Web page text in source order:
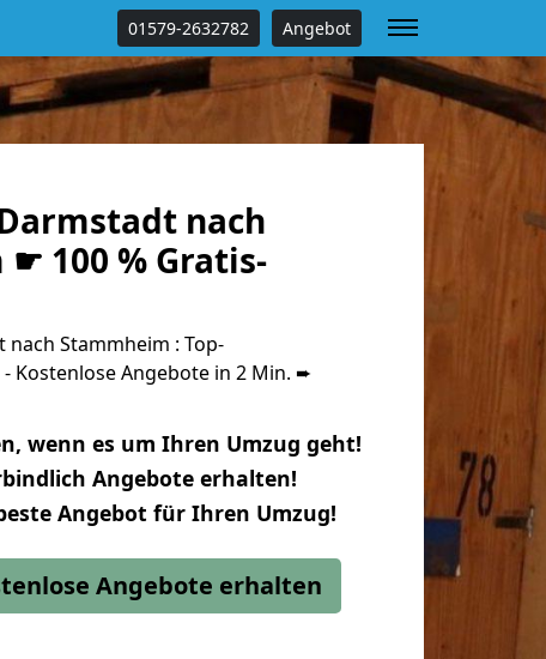
01579-2632782 Angebot
nach
100 % Gratis-
Stammheim : Top-
Kostenlose Angebote in 2 Min. ➨
wenn es um Ihren Umzug geht!
Angebote erhalten!
Angebot für Ihren Umzug!
Angebote erhalten